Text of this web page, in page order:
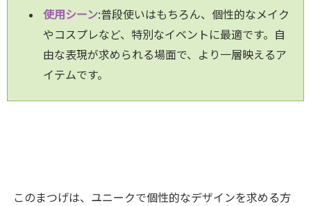
使用シーン:普段使いはもちろん、個性的なメイク
やコスプレなど、特別なイベントに最適です。自
由な表現が求められる場面で、より一層映えるア
イテムです。
このまつげは、ユニークで個性的なデザインを求める方